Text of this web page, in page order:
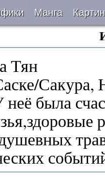
проверке
Манга
Тян
Сакура,
была